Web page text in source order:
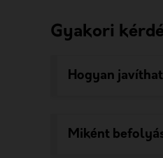
Gyakori
Hogyan
Miként